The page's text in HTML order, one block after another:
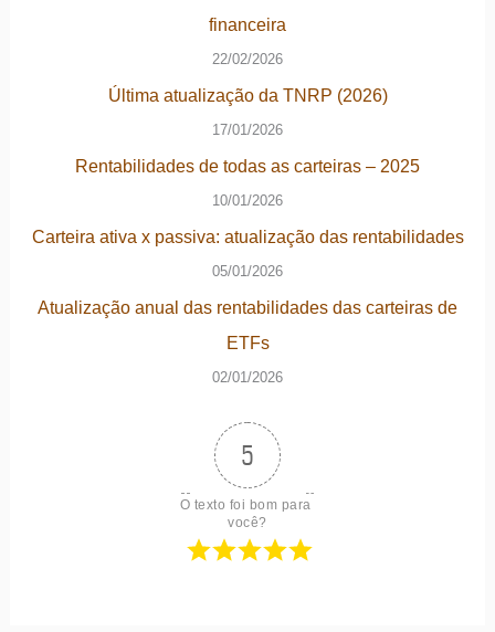
financeira
22/02/2026
Última atualização da TNRP (2026)
17/01/2026
Rentabilidades de todas as carteiras – 2025
10/01/2026
Carteira ativa x passiva: atualização das rentabilidades
05/01/2026
Atualização anual das rentabilidades das carteiras de
ETFs
02/01/2026
5
O texto foi bom para
você?